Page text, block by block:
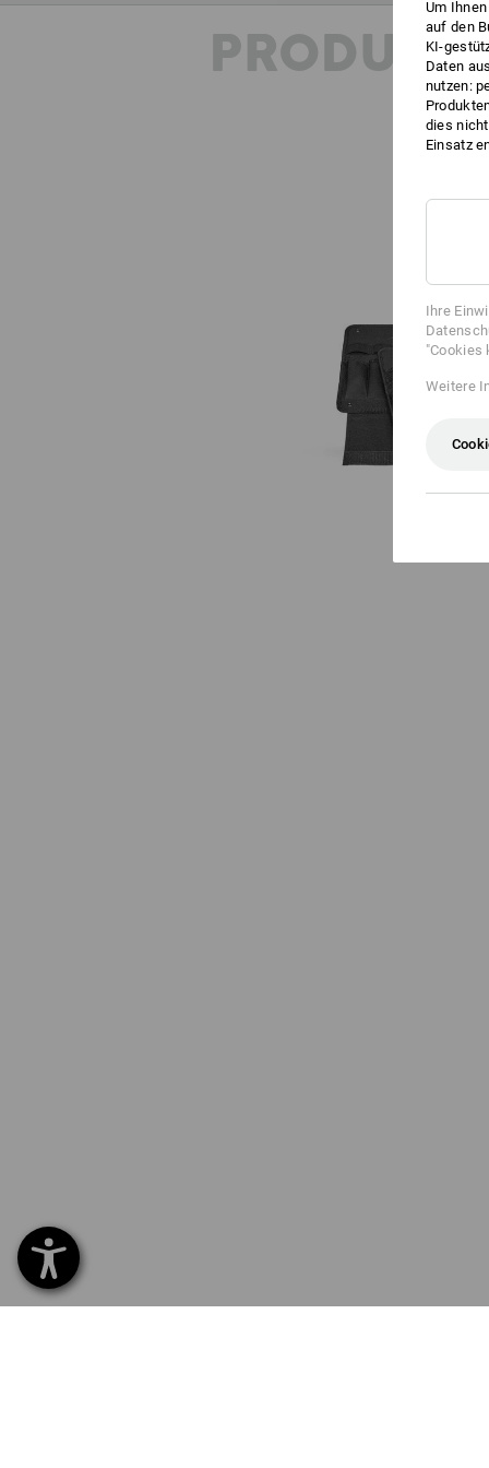
Um
auf den
KI-
Daten
nutzen:
dies
Einsatz
Ihre
"Cookies
Weitere